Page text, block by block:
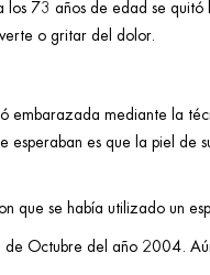
los 73 años de edad se
o gritar del dolor.
embarazada mediante la
esperaban es que la piel
que se había utilizado un
de Octubre del año 2004.